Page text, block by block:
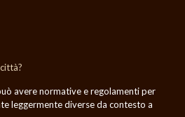
avere normative e regolamenti per
leggermente diverse da contesto a